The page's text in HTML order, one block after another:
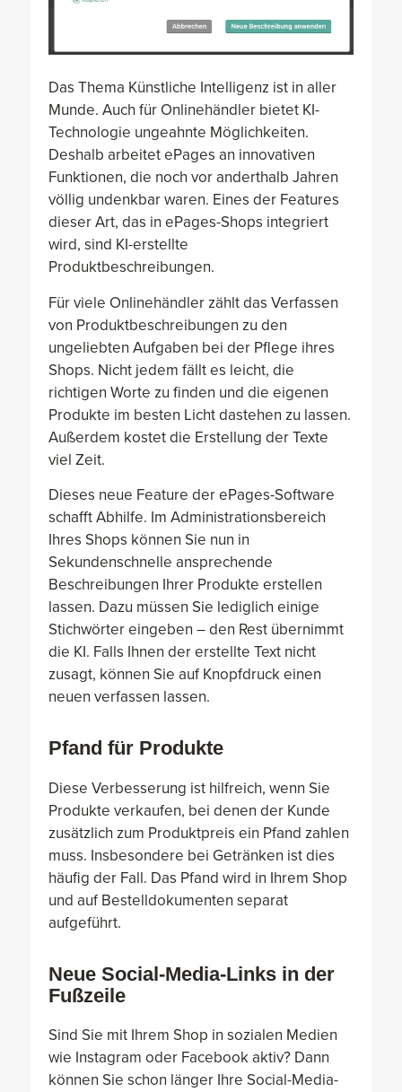
Das Thema Künstliche Intelligenz ist in aller
Munde. Auch für Onlinehändler bietet KI-
Technologie ungeahnte Möglichkeiten.
Deshalb arbeitet ePages an innovativen
Funktionen, die noch vor anderthalb Jahren
völlig undenkbar waren. Eines der Features
dieser Art, das in ePages-Shops integriert
wird, sind KI-erstellte
Produktbeschreibungen.
Für viele Onlinehändler zählt das Verfassen
von Produktbeschreibungen zu den
ungeliebten Aufgaben bei der Pflege ihres
Shops. Nicht jedem fällt es leicht, die
richtigen Worte zu finden und die eigenen
Produkte im besten Licht dastehen zu lassen.
Außerdem kostet die Erstellung der Texte
viel Zeit.
Dieses neue Feature der ePages-Software
schafft Abhilfe. Im Administrationsbereich
Ihres Shops können Sie nun in
Sekundenschnelle ansprechende
Beschreibungen Ihrer Produkte erstellen
lassen. Dazu müssen Sie lediglich einige
Stichwörter eingeben – den Rest übernimmt
die KI. Falls Ihnen der erstellte Text nicht
zusagt, können Sie auf Knopfdruck einen
neuen verfassen lassen.
Pfand für Produkte
Diese Verbesserung ist hilfreich, wenn Sie
Produkte verkaufen, bei denen der Kunde
zusätzlich zum Produktpreis ein Pfand zahlen
muss. Insbesondere bei Getränken ist dies
häufig der Fall. Das Pfand wird in Ihrem Shop
und auf Bestelldokumenten separat
aufgeführt.
Neue Social-Media-Links in der
Fußzeile
Sind Sie mit Ihrem Shop in sozialen Medien
wie Instagram oder Facebook aktiv? Dann
können Sie schon länger Ihre Social-Media-